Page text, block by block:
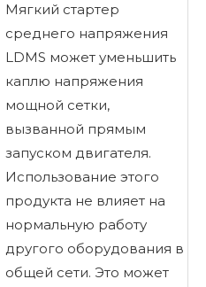
напряжения
мягкое начало
Мягкий стартер
среднего напряжения
LDMS может уменьшить
каплю напряжения
мощной сетки,
вызванной прямым
запуском двигателя.
Использование этого
продукта не влияет на
нормальную работу
другого оборудования в
общей сети. Это может